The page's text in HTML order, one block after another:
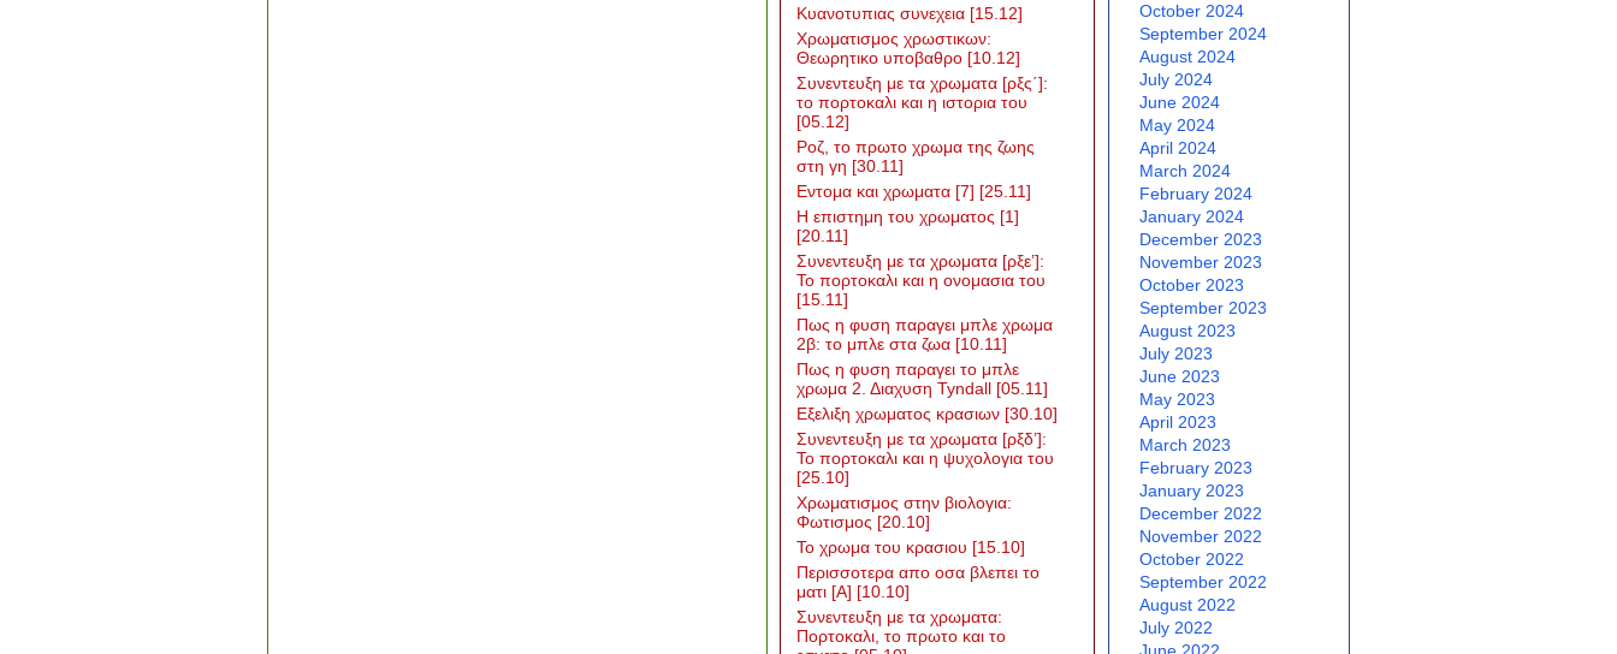
Κυανοτυπιας συνεχεια [15.12]
Χρωματισμος χρωστικων:
Θεωρητικο υποβαθρο [10.12]
Συνεντευξη με τα χρωματα [ρξς΄]:
το πορτοκαλι και η ιστορια του
[05.12]
Ροζ, το πρωτο χρωμα της ζωης
στη γη [30.11]
Εντομα και χρωματα [7] [25.11]
Η επιστημη του χρωματος [1]
[20.11]
Συνεντευξη με τα χρωματα [ρξε’]:
Το πορτοκαλι και η ονομασια του
[15.11]
Πως η φυση παραγει μπλε χρωμα
2β: το μπλε στα ζωα [10.11]
Πως η φυση παραγει το μπλε
χρωμα 2. Διαχυση Tyndall [05.11]
Εξελιξη χρωματος κρασιων [30.10]
Συνεντευξη με τα χρωματα [ρξδ’]:
Το πορτοκαλι και η ψυχολογια του
[25.10]
Χρωματισμος στην βιολογια:
Φωτισμος [20.10]
Το χρωμα του κρασιου [15.10]
Περισσοτερα απο οσα βλεπει το
ματι [Α] [10.10]
Συνεντευξη με τα χρωματα:
Πορτοκαλι, το πρωτο και το
October 2024
September 2024
August 2024
July 2024
June 2024
May 2024
April 2024
March 2024
February 2024
January 2024
December 2023
November 2023
October 2023
September 2023
August 2023
July 2023
June 2023
May 2023
April 2023
March 2023
February 2023
January 2023
December 2022
November 2022
October 2022
September 2022
August 2022
July 2022